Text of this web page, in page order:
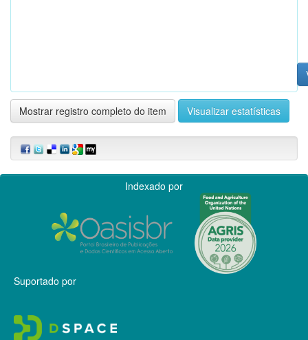
Mostrar registro completo do item Visualizar estatísticas
Indexado por
Suportado por